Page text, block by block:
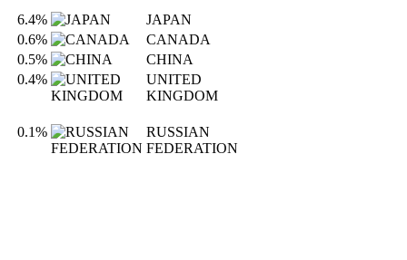
6.4%
JAPAN
0.6%
CANADA
0.5%
CHINA
0.4%
UNITED
KINGDOM
0.1%
RUSSIAN
FEDERATION